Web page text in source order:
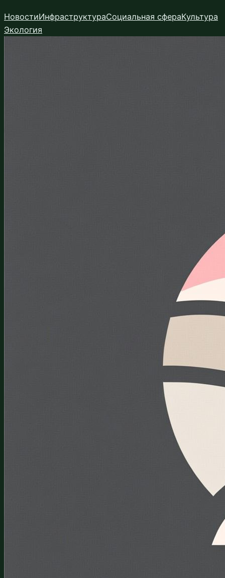
к
содержимому
НовостиИнфраструктураСоциальная сфераКультура
Экология